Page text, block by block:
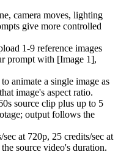
camera moves, lighting
give more controlled
1-9 reference images
prompt with [Image 1],
animate a single image as
image's aspect ratio.
source clip plus up to 5
output follows the
sec at 720p, 25 credits/sec at
source video's duration.